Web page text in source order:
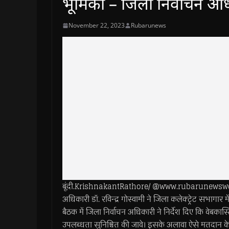
November 22, 2023 Rubarunews
बूंदी.KrishnakantRathore/
अधिकारी डॉ. रविन्द्र गोस्वामी ने जिला कलेक्ट्रेट
बैठक में जिला निर्वाचन अधिकारी ने निर्देश दिए कि
उपलब्धता सुनिश्चित की जावे। इसके अलावा ऐसे मतदान